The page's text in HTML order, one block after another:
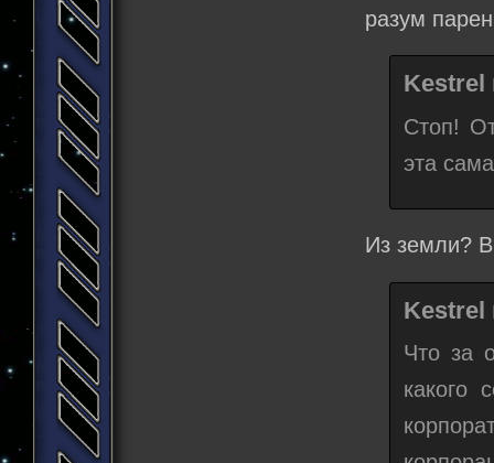
разум
Kestrel
Стоп!
эта
Из земли?
Kestrel
Что за
какого